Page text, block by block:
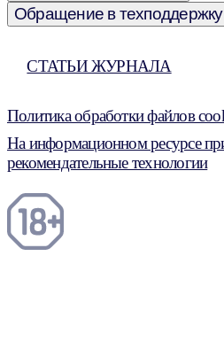
Обращение в техподдержку
СТАТЬИ ЖУРНАЛА
Политика обработки файлов
На информационном ресурсе
рекомендательные технологии